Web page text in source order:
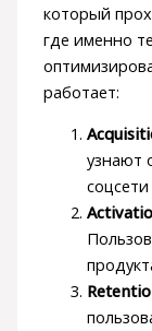
который
где именно
работает:
узнают